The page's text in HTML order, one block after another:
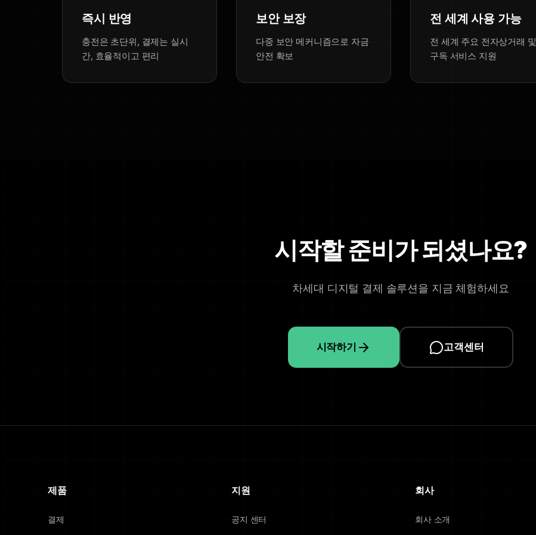
즉시 반영
충전은 초단위, 결제는 실시
간, 효율적이고 편리
보안 보장
다중 보안 메커니즘으로 자금
안전 확보
전 세계 사용 가능
전 세계 주요 전자상거래 및
구독 서비스 지원
시작할 준비가 되셨나요?
차세대 디지털 결제 솔루션을 지금 체험하세요
시작하기 고객센터
제품
결제
지원
공지 센터
회사
회사 소개